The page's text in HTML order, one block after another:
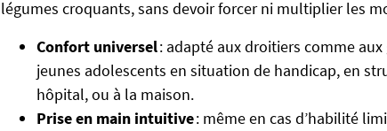
légumes croquants, sans devoir forcer ni multiplier les
Confort universel: adapté aux droitiers comme
jeunes adolescents en situation de handicap, en
hôpital, ou à la maison.
Prise en main intuitive: même en cas d’habilité